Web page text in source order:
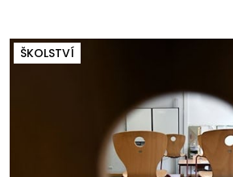
ŠKOLSTVÍ